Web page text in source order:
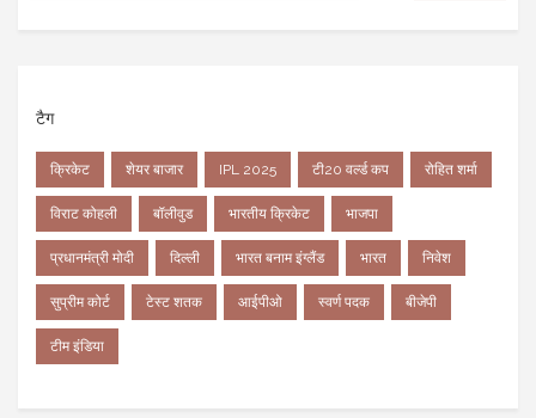
टैग
क्रिकेट शेयर बाजार IPL 2025 टी20 वर्ल्ड कप रोहित शर्मा
विराट कोहली बॉलीवुड भारतीय क्रिकेट भाजपा
प्रधानमंत्री मोदी दिल्ली भारत बनाम इंग्लैंड भारत निवेश
सुप्रीम कोर्ट टेस्ट शतक आईपीओ स्वर्ण पदक बीजेपी
टीम इंडिया